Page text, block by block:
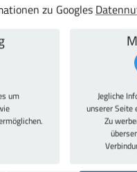
Viele
bereits erteilte
Rechtmäßigkeit der
Im Falle
Aufsichtsbehörde zu.
zu Googles
um
Jegliche
unserer Seite
Zu